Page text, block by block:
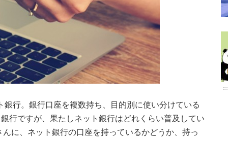
行。銀行口座を複数持ち、目的別に使い分けている
行ですが、果たしネット銀行はどれくらい普及してい
に、ネット銀行の口座を持っているかどうか、持っ